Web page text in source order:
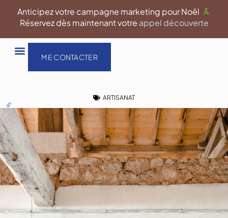
Anticipez votre campagne marketing pour Noël
Réservez dès maintenant votre appel découverte
ME CONTACTER
ARTISANAT